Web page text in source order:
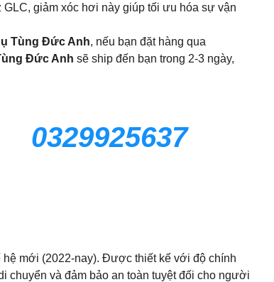
giảm xóc hơi này giúp tối ưu hóa sự vận
Tùng Đức Anh, nếu bạn đặt hàng qua
Đức Anh sẽ ship đến bạn trong 2-3 ngày,
0329925637
hệ mới (2022-nay). Được thiết kế với độ chính
chuyển và đảm bảo an toàn tuyệt đối cho người